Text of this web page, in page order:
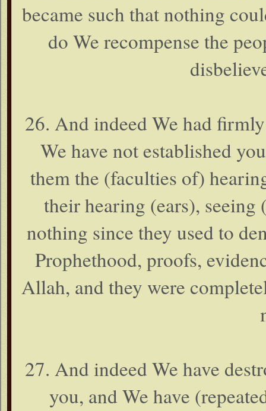
became such that nothing
do We recompense the
26. And indeed We had
We have not established
them the (faculties of)
their hearing (ears), seeing
nothing since they used to
Prophethood, proofs,
Allah, and they were
27. And indeed We have
you, and We have